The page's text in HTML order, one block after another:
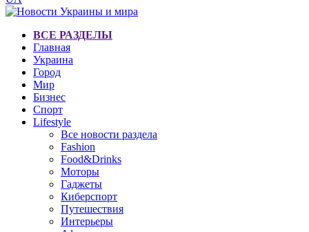
ВСЕ РАЗДЕЛЫ
Главная
Украина
Город
Мир
Бизнес
Спорт
Lifestyle
Все новости раздела
Fashion
Food&Drinks
Моторы
Гаджеты
Киберспорт
Путешествия
Интерьеры